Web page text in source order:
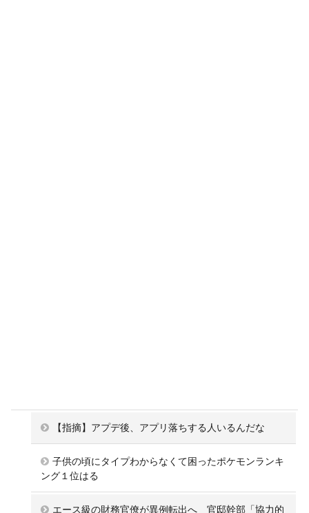
【指摘】アプデ後、アプリ落ちする人いるんだな
子供の頃にタイプわからなくて困ったポケモンランキ
ング１位はる
エース級の財務官僚が異例転出へ 官邸幹部「協力的